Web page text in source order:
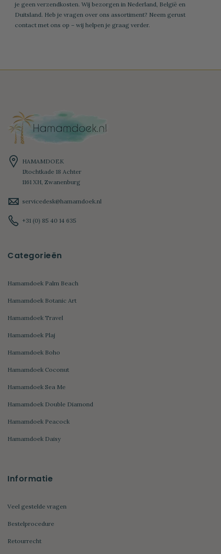
je geen verzendkosten. Wij bezorgen in Nederland, België en
Duitsland. Heb je vragen over ons assortiment? Neem gerust
contact met ons op – wij helpen je graag verder.
HAMAMDOEK
IJtochtkade 18 Achter
1161 XH, Zwanenburg
servicedesk@hamamdoek.nl
+31 (0) 85 40 14 635
Categorieën
Hamamdoek Palm Beach
Hamamdoek Botanic Art
Hamamdoek Travel
Hamamdoek Plaj
Hamamdoek Boho
Hamamdoek Coconut
Hamamdoek Sea Me
Hamamdoek Double Diamond
Hamamdoek Peacock
Hamamdoek Daisy
Informatie
Veel gestelde vragen
Bestelprocedure
Retourrecht